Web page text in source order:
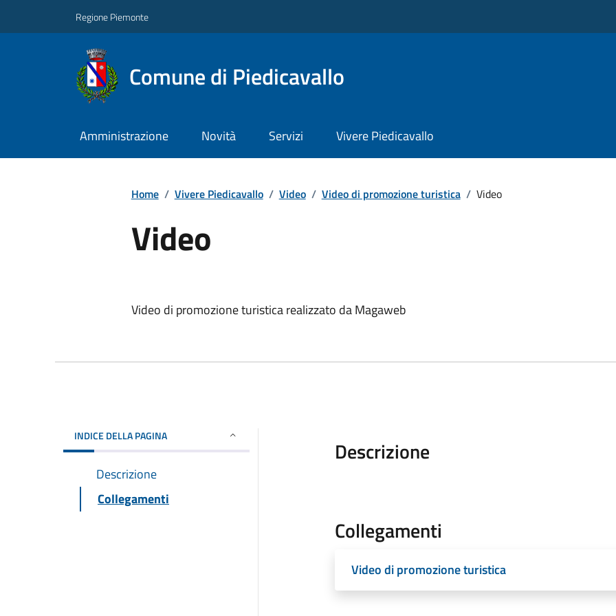
Regione Piemonte
Comune di Piedicavallo
Amministrazione Novità Servizi Vivere Piedicavallo
Home / Vivere Piedicavallo / Video / Video di promozione turistica / Video
Video
Video di promozione turistica realizzato da Magaweb
INDICE DELLA PAGINA
Descrizione
Collegamenti
Descrizione
Collegamenti
Video di promozione turistica